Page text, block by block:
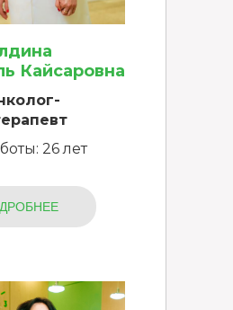
Кайсаровна
26 лет